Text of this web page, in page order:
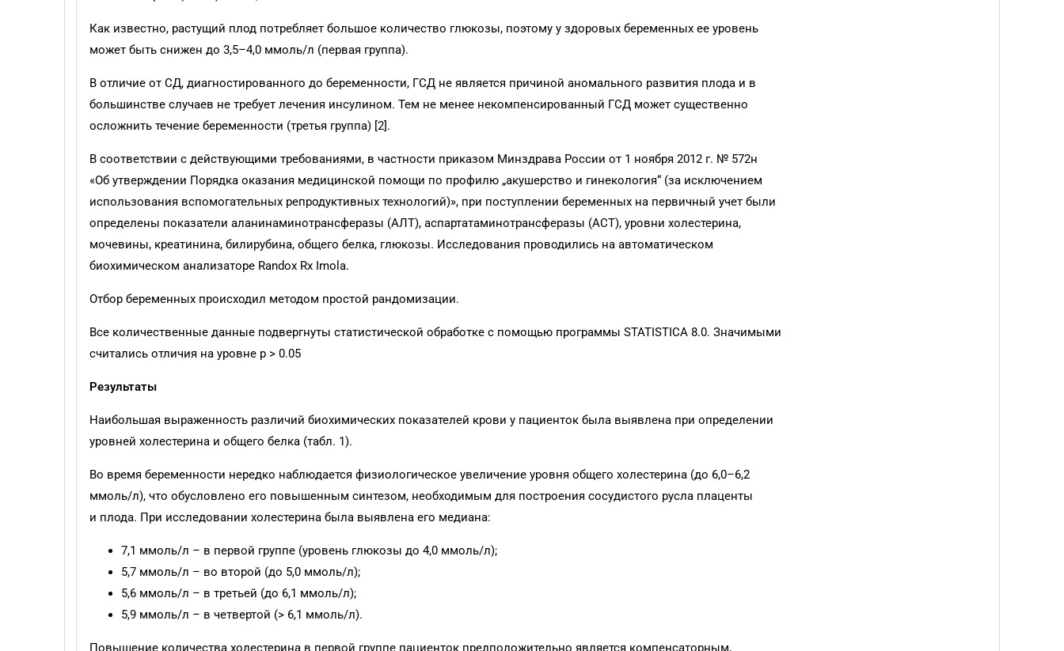
Как известно, растущий плод потребляет большое количество глюкозы, поэтому у здоровых беременных ее уровень
может быть снижен до 3,5–4,0 ммоль/л (первая группа).
В отличие от СД, диагностированного до беременности, ГСД не является причиной аномального развития плода и в
большинстве случаев не требует лечения инсулином. Тем не менее некомпенсированный ГСД может существенно
осложнить течение беременности (третья группа) [2].
В соответствии с действующими требованиями, в частности приказом Минздрава России от 1 ноября 2012 г. № 572н
«Об утверждении Порядка оказания медицинской помощи по профилю „акушерство и гинекология“ (за исключением
использования вспомогательных репродуктивных технологий)», при поступлении беременных на первичный учет были
определены показатели аланинаминотрансферазы (АЛТ), аспартатаминотрансферазы (АСТ), уровни холестерина,
мочевины, креатинина, билирубина, общего белка, глюкозы. Исследования проводились на автоматическом
биохимическом анализаторе Randox Rx Imola.
Отбор беременных происходил методом простой рандомизации.
Все количественные данные подвергнуты статистической обработке с помощью программы STATISTICA 8.0. Значимыми
считались отличия на уровне p > 0.05
Результаты
Наибольшая выраженность различий биохимических показателей крови у пациенток была выявлена при определении
уровней холестерина и общего белка (табл. 1).
Во время беременности нередко наблюдается физиологическое увеличение уровня общего холестерина (до 6,0–6,2
ммоль/л), что обусловлено его повышенным синтезом, необходимым для построения сосудистого русла плаценты
и плода. При исследовании холестерина была выявлена его медиана:
7,1 ммоль/л – в первой группе (уровень глюкозы до 4,0 ммоль/л);
5,7 ммоль/л – во второй (до 5,0 ммоль/л);
5,6 ммоль/л – в третьей (до 6,1 ммоль/л);
5,9 ммоль/л – в четвертой (> 6,1 ммоль/л).
Повышение количества холестерина в первой группе пациенток предположительно является компенсаторным,